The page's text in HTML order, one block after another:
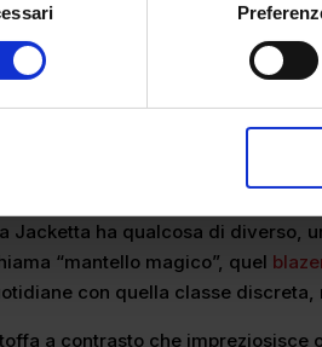
solo vestirti, vuole farti
ovviamente, stilosa come poche.
nostra giacca è un mantello
Jacketta ha qualcosa di diverso,
“mantello magico”, quel
con quella classe discreta,
a contrasto che impreziosisce